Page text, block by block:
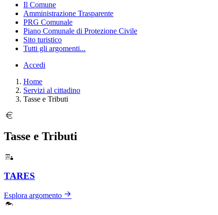
Il Comune
Amministrazione Trasparente
PRG Comunale
Piano Comunale di Protezione Civile
Sito turistico
Tutti gli argomenti...
Accedi
Home
Servizi al cittadino
Tasse e Tributi
Tasse e Tributi
TARES
Esplora argomento